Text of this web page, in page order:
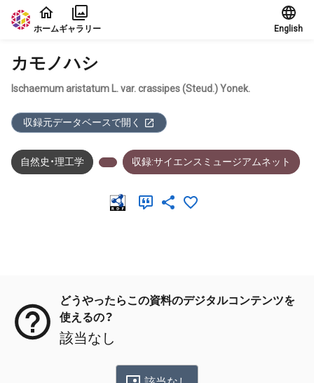
本文に飛ぶ
ホームギャラリー English
カモノハシ
Ischaemum aristatum L. var. crassipes (Steud.) Yonek.
収録元データベースで開く
自然史・理工学 収録:サイエンスミュージアムネット
どうやったらこの資料のデジタルコンテンツを
使えるの？
該当なし